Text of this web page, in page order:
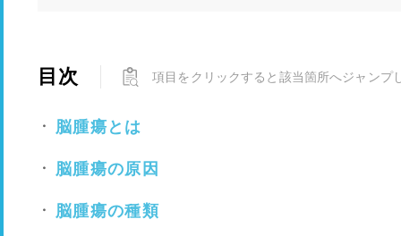
目次 項目をクリックすると該当箇所へジャンプ
脳腫瘍とは
脳腫瘍の原因
脳腫瘍の種類